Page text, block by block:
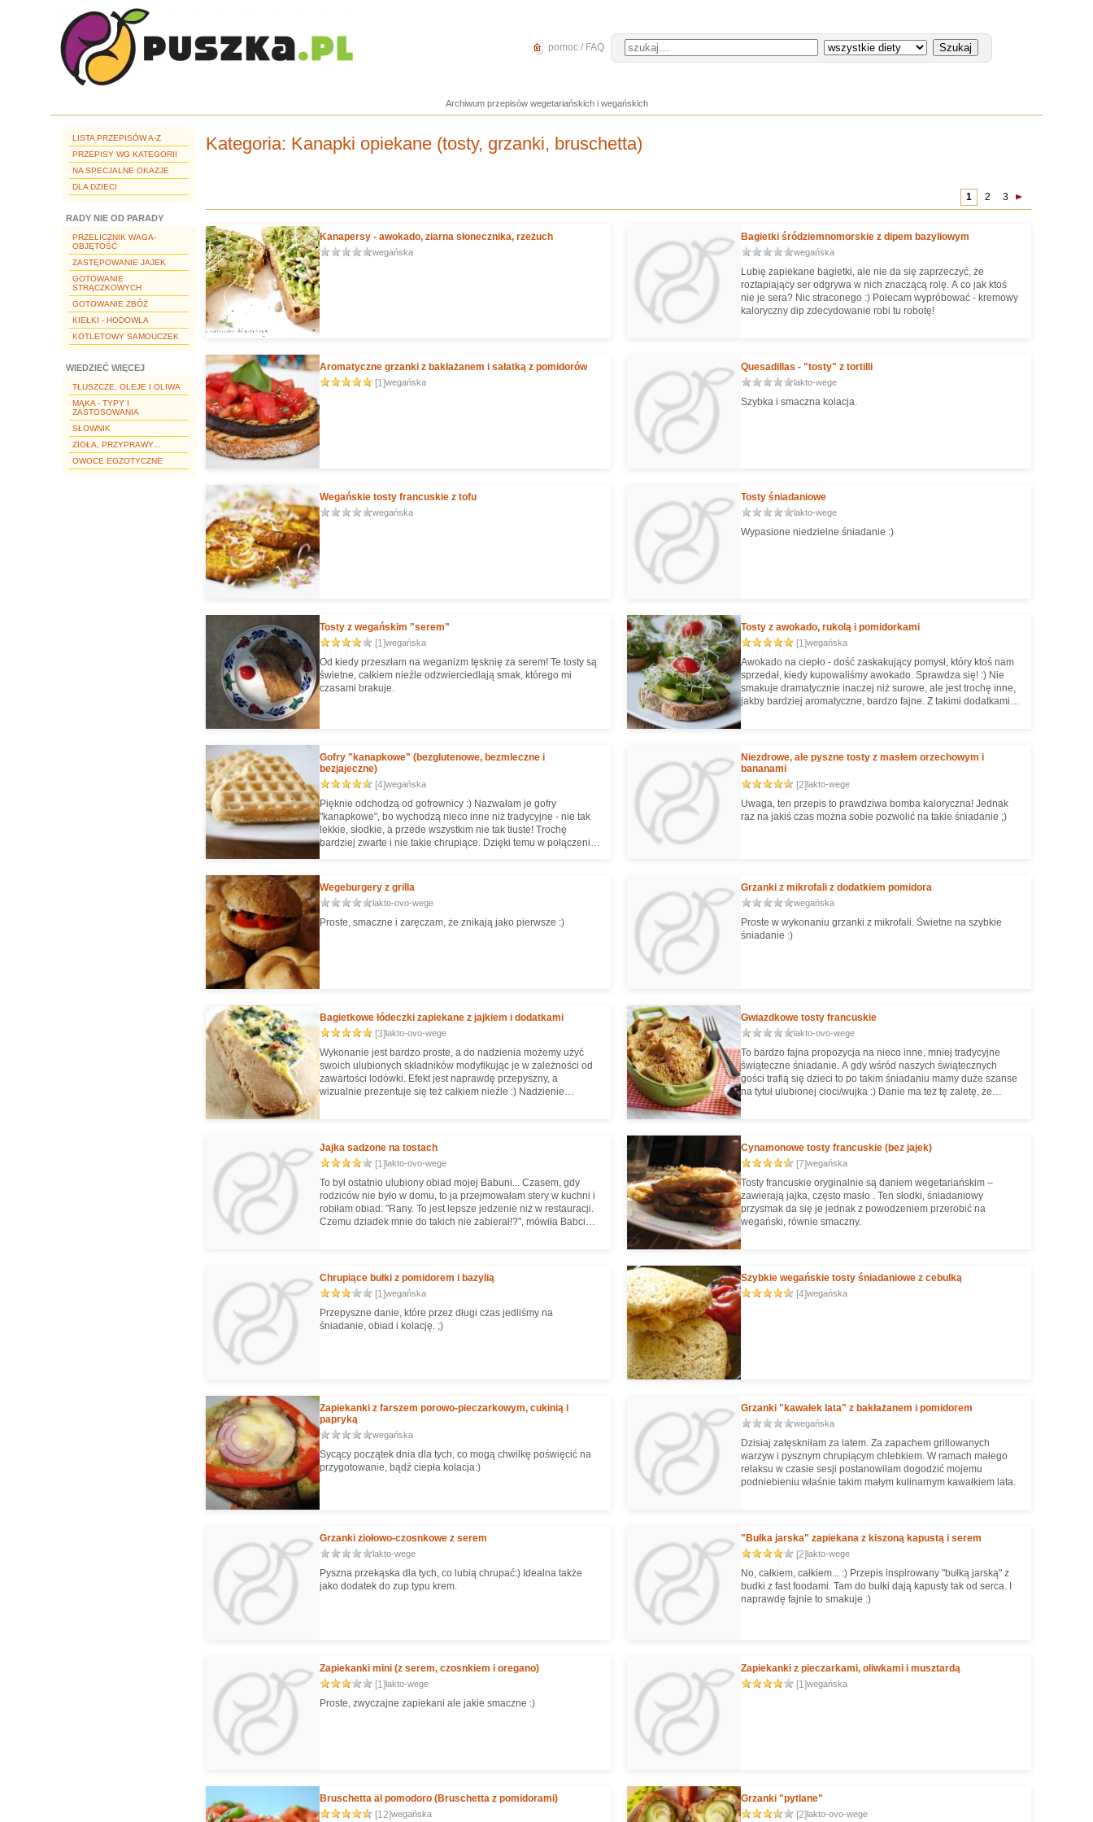
pomoc / FAQ
Archiwum przepisów wegetariańskich i wegańskich
LISTA PRZEPISÓW A-Z
PRZEPISY WG KATEGORII
NA SPECJALNE OKAZJE
DLA DZIECI
RADY NIE OD PARADY
PRZELICZNIK WAGA-
OBJĘTOŚĆ
ZASTĘPOWANIE JAJEK
GOTOWANIE
STRĄCZKOWYCH
GOTOWANIE ZBÓŻ
KIEŁKI - HODOWLA
KOTLETOWY SAMOUCZEK
WIEDZIEĆ WIĘCEJ
TŁUSZCZE, OLEJE I OLIWA
MĄKA - TYPY I
ZASTOSOWANIA
SŁOWNIK
ZIOŁA, PRZYPRAWY...
OWOCE EGZOTYCZNE
Kategoria: Kanapki opiekane (tosty, grzanki, bruschetta)
1 2 3
Kanapersy - awokado, ziarna słonecznika, rzeżuch
wegańska
Bagietki śródziemnomorskie z dipem bazyliowym
wegańska
Lubię zapiekane bagietki, ale nie da się zaprzeczyć, że
roztapiający ser odgrywa w nich znaczącą rolę. A co jak ktoś
nie je sera? Nic straconego :) Polecam wypróbować - kremowy
kaloryczny dip zdecydowanie robi tu robotę!
Aromatyczne grzanki z bakłażanem i sałatką z pomidorów
[1]wegańska
Quesadillas - "tosty" z tortilli
lakto-wege
Szybka i smaczna kolacja.
Wegańskie tosty francuskie z tofu
wegańska
Tosty śniadaniowe
lakto-wege
Wypasione niedzielne śniadanie :)
Tosty z wegańskim "serem"
[1]wegańska
Od kiedy przeszłam na weganizm tęsknię za serem! Te tosty są
świetne, całkiem nieźle odzwierciedlają smak, którego mi
czasami brakuje.
Tosty z awokado, rukolą i pomidorkami
[1]wegańska
Awokado na ciepło - dość zaskakujący pomysł, który ktoś nam
sprzedał, kiedy kupowaliśmy awokado. Sprawdza się! :) Nie
smakuje dramatycznie inaczej niż surowe, ale jest trochę inne,
jakby bardziej aromatyczne, bardzo fajne. Z takimi dodatkami -
przepyszne!
Gofry "kanapkowe" (bezglutenowe, bezmleczne i
bezjajeczne)
[4]wegańska
Pięknie odchodzą od gofrownicy :) Nazwałam je gofry
"kanapkowe", bo wychodzą nieco inne niż tradycyjne - nie tak
lekkie, słodkie, a przede wszystkim nie tak tłuste! Trochę
bardziej zwarte i nie takie chrupiące. Dzięki temu w połączeniu
słodko oczywiście też dobre :) Uwaga: przepis jest bardzo
elastyczny - skład mąk można dobierać do swojego gustu
smakowego lub alergii.
Niezdrowe, ale pyszne tosty z masłem orzechowym i
bananami
[2]lakto-wege
Uwaga, ten przepis to prawdziwa bomba kaloryczna! Jednak
raz na jakiś czas można sobie pozwolić na takie śniadanie ;)
Wegeburgery z grilla
lakto-ovo-wege
Proste, smaczne i zaręczam, że znikają jako pierwsze :)
Grzanki z mikrofali z dodatkiem pomidora
wegańska
Proste w wykonaniu grzanki z mikrofali. Świetne na szybkie
śniadanie :)
Bagietkowe łódeczki zapiekane z jajkiem i dodatkami
[3]lakto-ovo-wege
Wykonanie jest bardzo proste, a do nadzienia możemy użyć
swoich ulubionych składników modyfikując je w zależności od
zawartości lodówki. Efekt jest naprawdę przepyszny, a
wizualnie prezentuje się też całkiem nieźle :) Nadzienie
Gwiazdkowe tosty francuskie
lakto-ovo-wege
To bardzo fajna propozycja na nieco inne, mniej tradycyjne
świąteczne śniadanie. A gdy wśród naszych świątecznych
gości trafią się dzieci to po takim śniadaniu mamy duże szanse
na tytuł ulubionej cioci/wujka :) Danie ma też tę zaletę, że
można je przygotować wieczorem, a rano włożyć tylko do
piekarnika, zapiec i gotowe :)
Jajka sadzone na tostach
[1]lakto-ovo-wege
To był ostatnio ulubiony obiad mojej Babuni... Czasem, gdy
rodziców nie było w domu, to ja przejmowałam stery w kuchni i
robiłam obiad: "Rany. To jest lepsze jedzenie niż w restauracji.
Czemu dziadek mnie do takich nie zabierał!?", mówiła Babcia.
Cynamonowe tosty francuskie (bez jajek)
[7]wegańska
Tosty francuskie oryginalnie są daniem wegetariańskim –
zawierają jajka, często masło . Ten słodki, śniadaniowy
przysmak da się je jednak z powodzeniem przerobić na
wegański, równie smaczny.
Chrupiące bułki z pomidorem i bazylią
[1]wegańska
Przepyszne danie, które przez długi czas jedliśmy na
śniadanie, obiad i kolację. ;)
Szybkie wegańskie tosty śniadaniowe z cebulką
[4]wegańska
Zapiekanki z farszem porowo-pieczarkowym, cukinią i
papryką
wegańska
Sycący początek dnia dla tych, co mogą chwilkę poświęcić na
przygotowanie, bądź ciepła kolacja:)
Grzanki "kawałek lata" z bakłażanem i pomidorem
wegańska
Dzisiaj zatęskniłam za latem. Za zapachem grillowanych
warzyw i pysznym chrupiącym chlebkiem. W ramach małego
relaksu w czasie sesji postanowiłam dogodzić mojemu
podniebieniu właśnie takim małym kulinarnym kawałkiem lata.
Grzanki ziołowo-czosnkowe z serem
lakto-wege
Pyszna przekąska dla tych, co lubią chrupać:) Idealna także
jako dodatek do zup typu krem.
"Bułka jarska" zapiekana z kiszoną kapustą i serem
[2]lakto-wege
No, całkiem, całkiem... :) Przepis inspirowany "bułką jarską" z
budki z fast foodami. Tam do bułki dają kapusty tak od serca. I
naprawdę fajnie to smakuje :)
Zapiekanki mini (z serem, czosnkiem i oregano)
[1]lakto-wege
Proste, zwyczajne zapiekani ale jakie smaczne :)
Zapiekanki z pieczarkami, oliwkami i musztardą
[1]wegańska
Bruschetta al pomodoro (Bruschetta z pomidorami)
[12]wegańska
Grzanki "pytlane"
[2]lakto-ovo-wege